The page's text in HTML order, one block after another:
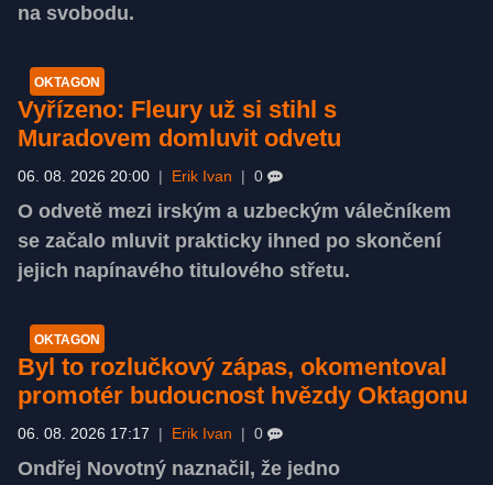
na svobodu.
OKTAGON
Vyřízeno: Fleury už si stihl s
Muradovem domluvit odvetu
06. 08. 2026 20:00 Erik Ivan 0
O odvetě mezi irským a uzbeckým válečníkem
se začalo mluvit prakticky ihned po skončení
jejich napínavého titulového střetu.
OKTAGON
Byl to rozlučkový zápas, okomentoval
promotér budoucnost hvězdy Oktagonu
06. 08. 2026 17:17 Erik Ivan 0
Ondřej Novotný naznačil, že jedno